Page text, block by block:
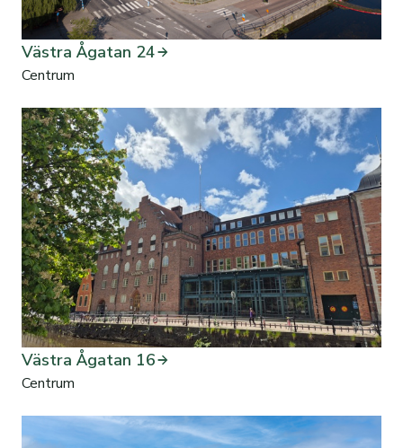
Västra Ågatan 24
Centrum
Västra Ågatan 16
Centrum